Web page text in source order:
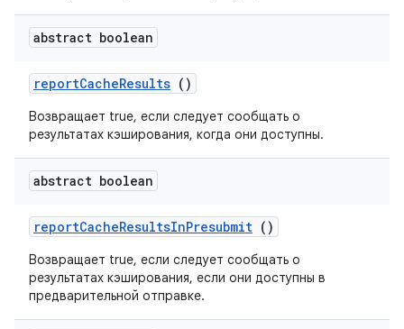
abstract boolean
reportCacheResults ()
Возвращает true, если следует сообщать о
результатах кэширования, когда они доступны.
abstract boolean
reportCacheResultsInPresubmit ()
Возвращает true, если следует сообщать о
результатах кэширования, если они доступны в
предварительной отправке.